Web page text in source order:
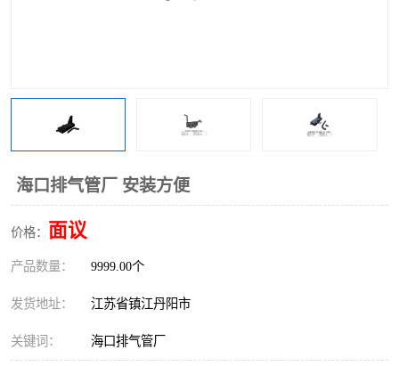
海口排气管厂 安装方便
价格： 面议
产品数量： 9999.00个
发货地址： 江苏省镇江丹阳市
关键词： 海口排气管厂